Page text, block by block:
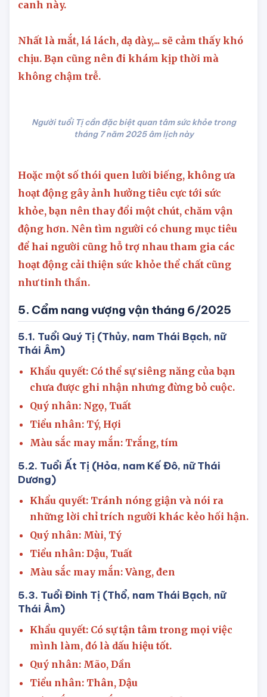
thế nên dành nhiều thời gian hơn cho khía
Nhất là mắt, lá lách, dạ dày,... sẽ cảm thấy khó
chịu. Bạn cũng nên đi khám kịp thời mà
Hoặc một số thói quen lười biếng, không ưa
hoạt động gây ảnh hưởng tiêu cực tới sức
khỏe, bạn nên thay đổi một chút, chăm vận
động hơn. Nên tìm người có chung mục tiêu
để hai người cũng hỗ trợ nhau tham gia các
hoạt động cải thiện sức khỏe thể chất cũng
như tinh thần.
5. Cẩm nang vượng vận tháng 6/2025
5.1. Tuổi Quý Tị (Thủy, nam Thái Bạch, nữ
Thái Âm)
Khẩu quyết: Có thể sự siêng năng của bạn
chưa được ghi nhận nhưng đừng bỏ cuộc.
Quý nhân: Ngọ, Tuất
Tiểu nhân: Tý, Hợi
Màu sắc may mắn: Trắng, tím
5.2. Tuổi Ất Tị (Hỏa, nam Kế Đô, nữ Thái
Dương)
Khẩu quyết: Tránh nóng giận và nói ra
những lời chỉ trích người khác kẻo hối hận.
Quý nhân: Mùi, Tý
Tiểu nhân: Dậu, Tuất
Màu sắc may mắn: Vàng, đen
5.3. Tuổi Đinh Tị (Thổ, nam Thái Bạch, nữ
Thái Âm)
Khẩu quyết: Có sự tận tâm trong mọi việc
mình làm, đó là dấu hiệu tốt.
Quý nhân: Mão, Dần